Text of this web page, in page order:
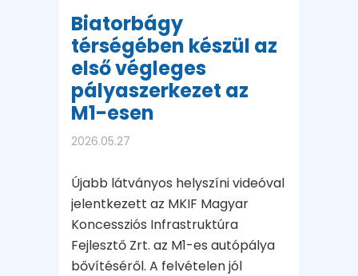
Biatorbágy
térségében készül az
első végleges
pályaszerkezet az
M1-esen
2026.05.27
Újabb látványos helyszíni videóval
jelentkezett az MKIF Magyar
Koncessziós Infrastruktúra
Fejlesztő Zrt. az M1-es autópálya
bővítéséről. A felvételen jól